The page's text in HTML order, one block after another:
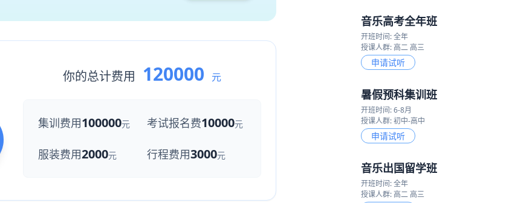
你的总计费用 120000 元
集训费用100000元 考试报名费10000元
服装费用2000元 行程费用3000元
音乐高考全年班
开班时间: 全年
授课人群: 高二 高三
申请试听
暑假预科集训班
开班时间: 6-8月
授课人群: 初中-高中
申请试听
音乐出国留学班
开班时间: 全年
授课人群: 高二 高三